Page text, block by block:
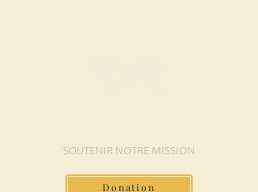
SOUTENIR NOTRE MISSION
Donation